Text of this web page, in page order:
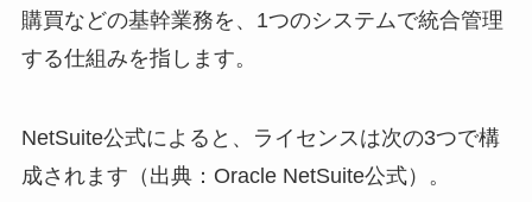
購買などの基幹業務を、1つのシステムで統合管理
する仕組みを指します。
NetSuite公式によると、ライセンスは次の3つで構
成されます（出典：Oracle NetSuite公式）。